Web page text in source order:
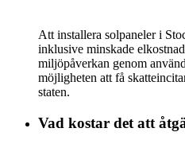
Att installera solpaneler i
inklusive minskade
miljöpåverkan genom
möjligheten att få
staten.
Vad kostar det att